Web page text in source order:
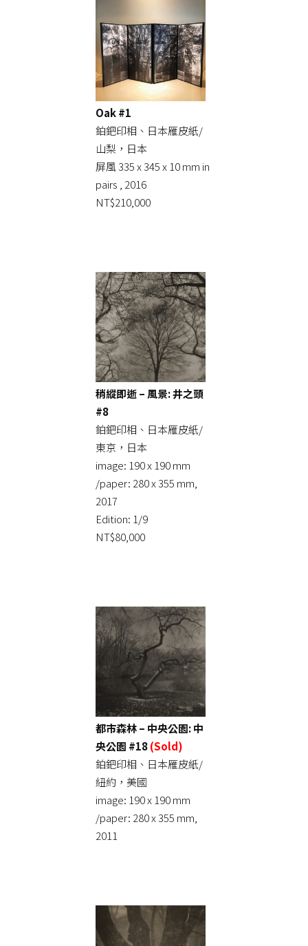
Oak #1
鉑鈀印相、日本雁皮紙/
山梨，日本
屏風 335 x 345 x 10 mm in
pairs , 2016
NT$210,000
稍縱即逝 – 風景: 井之頭
#8
鉑鈀印相、日本雁皮紙/
東京，日本
image: 190 x 190 mm
/paper: 280 x 355 mm,
2017
Edition: 1/9
NT$80,000
都市森林 – 中央公園: 中
央公園 #18(Sold)
鉑鈀印相、日本雁皮紙/
紐約，美國
image: 190 x 190 mm
/paper: 280 x 355 mm,
2011